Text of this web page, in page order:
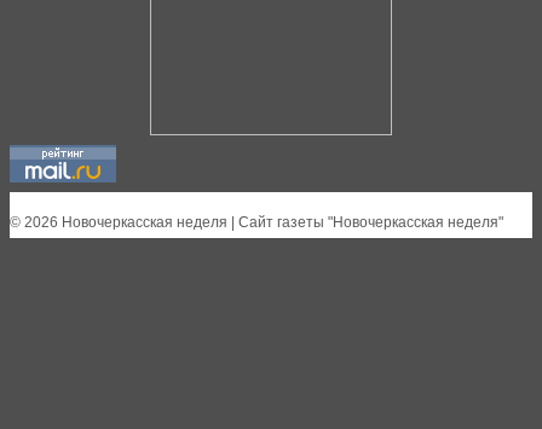
© 2026 Новочеркасская неделя | Сайт газеты "Новочеркасская неделя"